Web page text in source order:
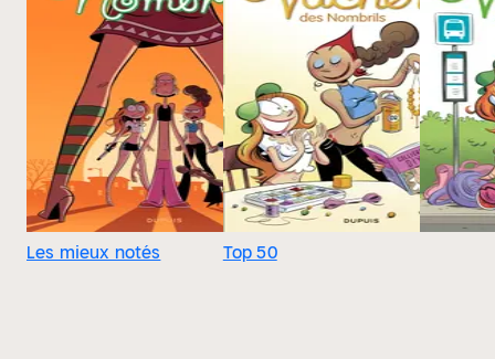
Les mieux notés Top 50